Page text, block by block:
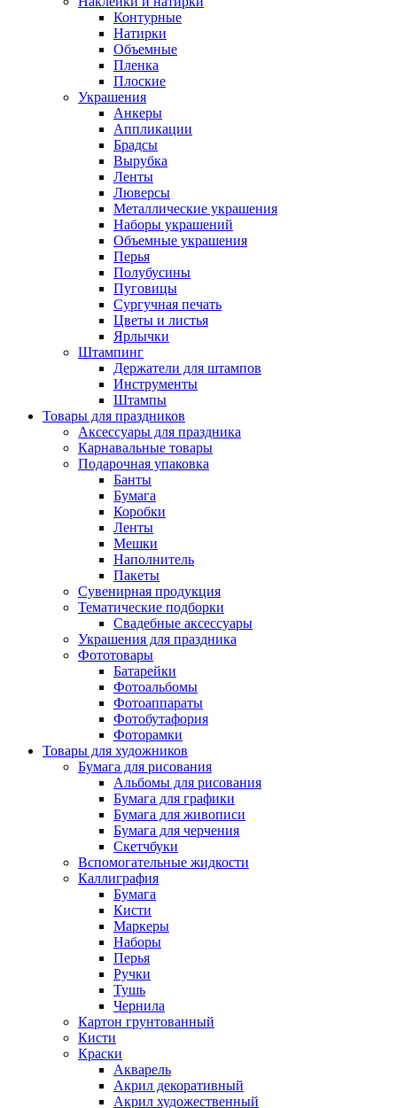
Контурные
Натирки
Объемные
Пленка
Плоские
Украшения
Анкеры
Аппликации
Брадсы
Вырубка
Ленты
Люверсы
Металлические украшения
Наборы украшений
Объемные украшения
Перья
Полубусины
Пуговицы
Сургучная печать
Цветы и листья
Ярлычки
Штампинг
Держатели для штампов
Инструменты
Штампы
Товары для праздников
Аксессуары для праздника
Карнавальные товары
Подарочная упаковка
Банты
Бумага
Коробки
Ленты
Мешки
Наполнитель
Пакеты
Сувенирная продукция
Тематические подборки
Свадебные аксессуары
Украшения для праздника
Фототовары
Батарейки
Фотоальбомы
Фотоаппараты
Фотобутафория
Фоторамки
Товары для художников
Бумага для рисования
Альбомы для рисования
Бумага для графики
Бумага для живописи
Бумага для черчения
Скетчбуки
Вспомогательные жидкости
Каллиграфия
Бумага
Кисти
Маркеры
Наборы
Перья
Ручки
Тушь
Чернила
Картон грунтованный
Кисти
Краски
Акварель
Акрил декоративный
Акрил художественный